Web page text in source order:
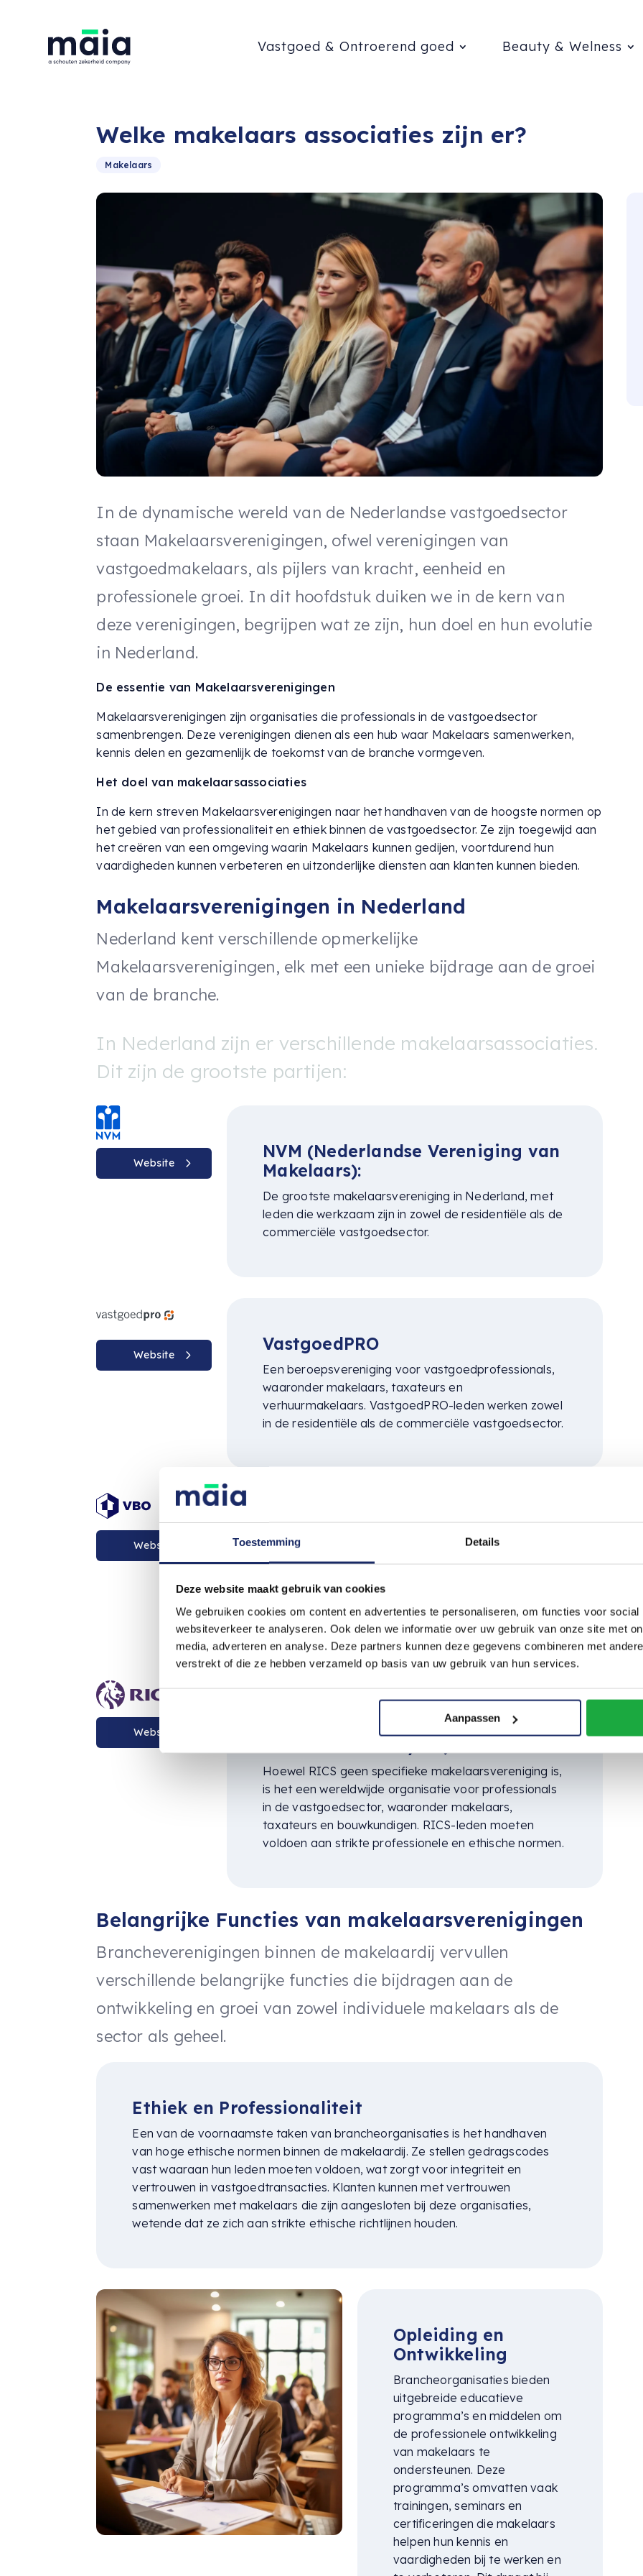
Toestemming Details
Deze website maakt gebruik van cookies
We gebruiken cookies om content en advertenties te personaliseren, om functies voor
websiteverkeer te analyseren. Ook delen we informatie over uw gebruik van onze site met
media, adverteren en analyse. Deze partners kunnen deze gegevens combineren met
verstrekt of die ze hebben verzameld op basis van uw gebruik van hun services.
Aanpassen
Vastgoed & Ontroerend goed Beauty & Welness
Welke makelaars associaties zijn er?
Makelaars
In de dynamische wereld van de Nederlandse vastgoedsector
staan Makelaarsverenigingen, ofwel verenigingen van
vastgoedmakelaars, als pijlers van kracht, eenheid en
professionele groei. In dit hoofdstuk duiken we in de kern van
deze verenigingen, begrijpen wat ze zijn, hun doel en hun evolutie
in Nederland.
De essentie van Makelaarsverenigingen
Makelaarsverenigingen zijn organisaties die professionals in de vastgoedsector
samenbrengen. Deze verenigingen dienen als een hub waar Makelaars samenwerken,
kennis delen en gezamenlijk de toekomst van de branche vormgeven.
Het doel van makelaarsassociaties
In de kern streven Makelaarsverenigingen naar het handhaven van de hoogste normen op
het gebied van professionaliteit en ethiek binnen de vastgoedsector. Ze zijn toegewijd aan
het creëren van een omgeving waarin Makelaars kunnen gedijen, voortdurend hun
vaardigheden kunnen verbeteren en uitzonderlijke diensten aan klanten kunnen bieden.
Makelaarsverenigingen in Nederland
Nederland kent verschillende opmerkelijke
Makelaarsverenigingen, elk met een unieke bijdrage aan de groei
van de branche.
In Nederland zijn er verschillende makelaarsassociaties.
Dit zijn de grootste partijen:
Website
NVM (Nederlandse Vereniging van
Makelaars):
De grootste makelaarsvereniging in Nederland, met
leden die werkzaam zijn in zowel de residentiële als de
commerciële vastgoedsector.
Website
VastgoedPRO
Een beroepsvereniging voor vastgoedprofessionals,
waaronder makelaars, taxateurs en
verhuurmakelaars. VastgoedPRO-leden werken zowel
in de residentiële als de commerciële vastgoedsector.
Website
VBO (Vereniging Bemiddeling
Onroerend Goed):
vastgoedprofessionals. VBO-leden richten zich
voornamelijk op de residentiële markt.
Website
RICS (Royal Institution of
Hoewel RICS geen specifieke makelaarsvereniging is,
is het een wereldwijde organisatie voor professionals
in de vastgoedsector, waaronder makelaars,
taxateurs en bouwkundigen. RICS-leden moeten
voldoen aan strikte professionele en ethische normen.
Belangrijke Functies van makelaarsverenigingen
Brancheverenigingen binnen de makelaardij vervullen
verschillende belangrijke functies die bijdragen aan de
ontwikkeling en groei van zowel individuele makelaars als de
sector als geheel.
Ethiek en Professionaliteit
Een van de voornaamste taken van brancheorganisaties is het handhaven
van hoge ethische normen binnen de makelaardij. Ze stellen gedragscodes
vast waaraan hun leden moeten voldoen, wat zorgt voor integriteit en
vertrouwen in vastgoedtransacties. Klanten kunnen met vertrouwen
samenwerken met makelaars die zijn aangesloten bij deze organisaties,
wetende dat ze zich aan strikte ethische richtlijnen houden.
Opleiding en
Ontwikkeling
Brancheorganisaties bieden
uitgebreide educatieve
programma’s en middelen om
de professionele ontwikkeling
van makelaars te
ondersteunen. Deze
programma’s omvatten vaak
trainingen, seminars en
certificeringen die makelaars
helpen hun kennis en
vaardigheden bij te werken en